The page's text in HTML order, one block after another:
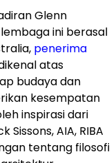
Glenn
ini berasal
penerima
atas
budaya dan
kesempatan
inspirasi dari
Sissons, AIA, RIBA
tentang filosofi